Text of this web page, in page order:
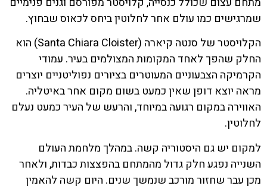
שמרגישים כמו עולם אחר לחלוטין ביחס לכאוס שבחוץ.
הקלויסטר של סנטה קיארה (Santa Chiara Cloister) הוא
החלק שהפך לאחד המקומות המצולמים בעיר. עמודי
הקרמיקה הצבעוניים המעוטרים בציורים נפוליטניים יוצרים
מראה יוצא דופן שאין כמעט בשום מקום אחר באיטליה.
האווירה במקום רגועה במיוחד, והרעש של העיר כמעט נעלם
לחלוטין.
למקום יש גם היסטוריה קשה. במהלך מלחמת העולם
השנייה נפגע חלק גדול מהמתחם בהפצצות כבדות, ולאחר
מכן עבר שחזור מורכב שנמשך שנים. היום קשה להאמין